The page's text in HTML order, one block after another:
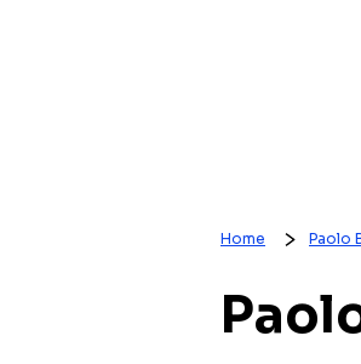
Home Paolo